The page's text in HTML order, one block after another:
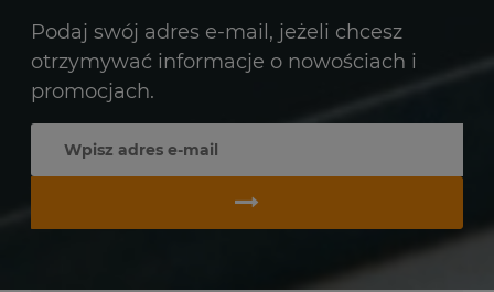
Podaj swój adres e-mail, jeżeli chcesz
otrzymywać informacje o nowościach i
promocjach.